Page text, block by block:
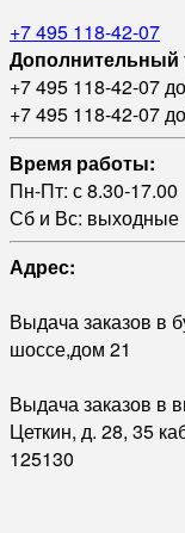
+7 495 118-42-07
Дополнительный
+7 495 118-42-07
+7 495 118-42-07
Время работы:
Пн-Пт: с 8.30-17.00
Сб и Вс: выходные
Адрес:
Выдача заказов в
шоссе,дом 21
Выдача заказов в
Цеткин, д. 28, 35
125130